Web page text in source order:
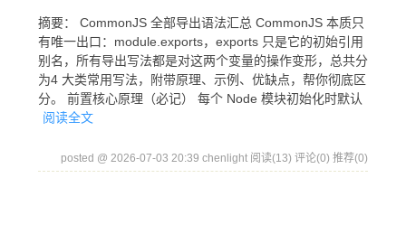
摘要： CommonJS 全部导出语法汇总 CommonJS 本质只
有唯一出口：module.exports，exports 只是它的初始引用
别名，所有导出写法都是对这两个变量的操作变形，总共分
为4 大类常用写法，附带原理、示例、优缺点，帮你彻底区
分。 前置核心原理（必记） 每个 Node 模块初始化时默认
阅读全文
posted @ 2026-07-03 20:39 chenlight 阅读(13) 评论(0) 推荐(0)